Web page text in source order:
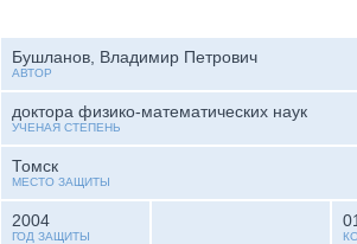
Бушланов, Владимир Петрович
АВТОР
доктора физико-математических наук
УЧЕНАЯ СТЕПЕНЬ
Томск
МЕСТО ЗАЩИТЫ
2004
ГОД ЗАЩИТЫ